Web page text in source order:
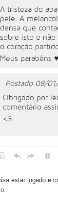
A tristeza do
pele. A
densa que
sobre isto e
o coração
Meus parabéns ♥
Postado 08/
Obrigado por
comentário
<3